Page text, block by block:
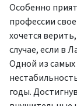
Особенно
профессии
хочется
случае, если в
Одной из
годы.